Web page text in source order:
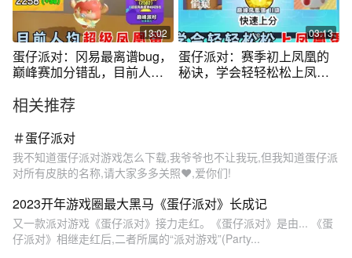
13:02
蛋仔派对：冈易最离谱bug，
巅峰赛加分错乱，目前人均
03:13
蛋仔派对：赛季初上凤凰的
秘诀，学会轻轻松松上凤凰
相关推荐
＃蛋仔派对
我不知道蛋仔派对游戏怎么下载,我爷爷也不让我玩,但我知道蛋仔派
对所有皮肤的名称,请大家多多关照❤️,爱你们!
2023开年游戏圈最大黑马《蛋仔派对》长成记
又一款派对游戏《蛋仔派对》接力走红。《蛋仔派对》是由... 《蛋
仔派对》相继走红后,二者所属的“派对游戏”(Party...